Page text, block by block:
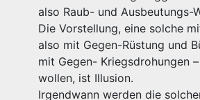
also Raub- und Ausbeutungs-
Die Vorstellung, eine solche
also mit Gegen-Rüstung und
mit Gegen- Kriegsdrohungen
wollen, ist Illusion.
Irgendwann werden die